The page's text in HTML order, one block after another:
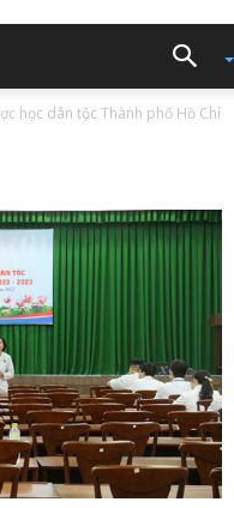
học dân tộc Thành phố Hồ Chí